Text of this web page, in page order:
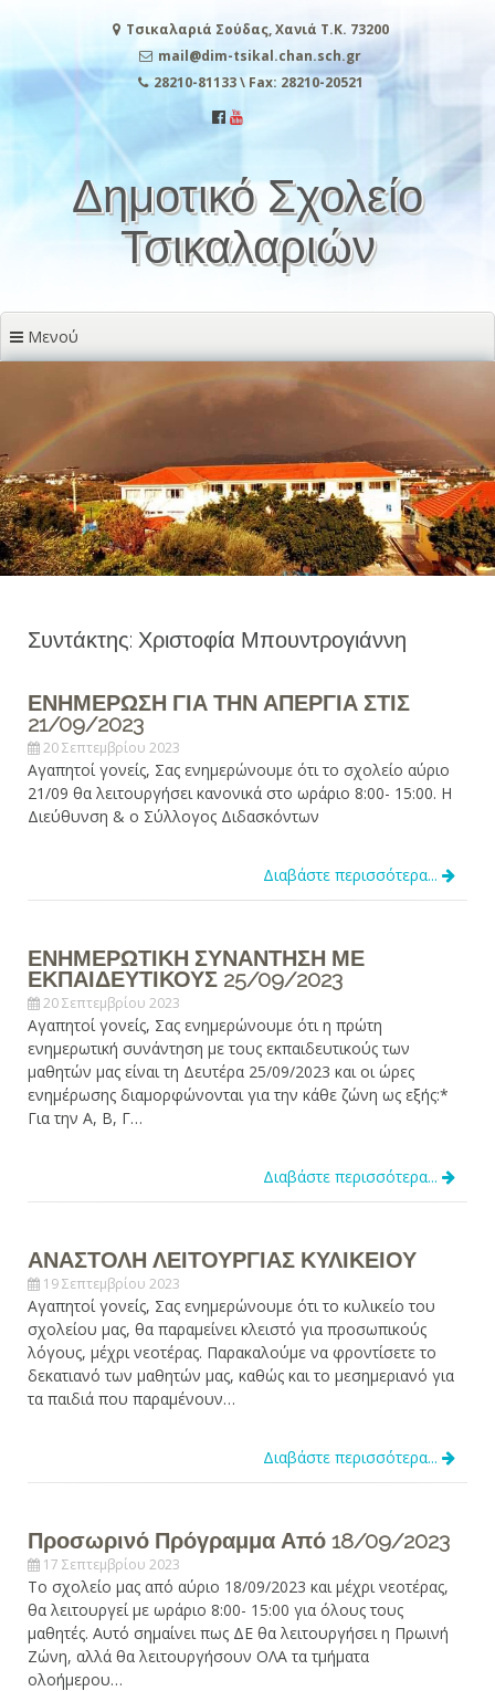
περιεχόμενο
Τσικαλαριά Σούδας, Χανιά Τ.Κ. 73200
mail@dim-tsikal.chan.sch.gr
28210-81133 \ Fax: 28210-20521
Δημοτικό Σχολείο
Τσικαλαριών
Μενού
Συντάκτης: Χριστοφία Μπουντρογιάννη
ΕΝΗΜΕΡΩΣΗ ΓΙΑ ΤΗΝ ΑΠΕΡΓΙΑ ΣΤΙΣ
21/09/2023
20 Σεπτεμβρίου 2023
Αγαπητοί γονείς, Σας ενημερώνουμε ότι το σχολείο αύριο
21/09 θα λειτουργήσει κανονικά στο ωράριο 8:00- 15:00. Η
Διεύθυνση & ο Σύλλογος Διδασκόντων
Διαβάστε περισσότερα...
ΕΝΗΜΕΡΩΤΙΚΗ ΣΥΝΑΝΤΗΣΗ ΜΕ
ΕΚΠΑΙΔΕΥΤΙΚΟΥΣ 25/09/2023
20 Σεπτεμβρίου 2023
Αγαπητοί γονείς, Σας ενημερώνουμε ότι η πρώτη
ενημερωτική συνάντηση με τους εκπαιδευτικούς των
μαθητών μας είναι τη Δευτέρα 25/09/2023 και οι ώρες
ενημέρωσης διαμορφώνονται για την κάθε ζώνη ως εξής:*
Για την Α, Β, Γ…
Διαβάστε περισσότερα...
ΑΝΑΣΤΟΛΗ ΛΕΙΤΟΥΡΓΙΑΣ ΚΥΛΙΚΕΙΟΥ
19 Σεπτεμβρίου 2023
Αγαπητοί γονείς, Σας ενημερώνουμε ότι το κυλικείο του
σχολείου μας, θα παραμείνει κλειστό για προσωπικούς
λόγους, μέχρι νεοτέρας. Παρακαλούμε να φροντίσετε το
δεκατιανό των μαθητών μας, καθώς και το μεσημεριανό για
τα παιδιά που παραμένουν…
Διαβάστε περισσότερα...
Προσωρινό Πρόγραμμα Από 18/09/2023
17 Σεπτεμβρίου 2023
Το σχολείο μας από αύριο 18/09/2023 και μέχρι νεοτέρας,
θα λειτουργεί με ωράριο 8:00- 15:00 για όλους τους
μαθητές. Αυτό σημαίνει πως ΔΕ θα λειτουργήσει η Πρωινή
Ζώνη, αλλά θα λειτουργήσουν ΟΛΑ τα τμήματα
ολοήμερου…